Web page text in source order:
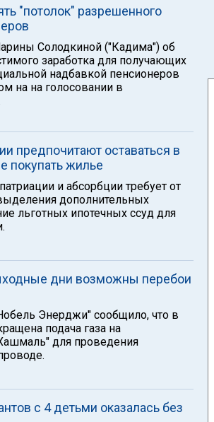
"потолок" разрешенного
Солодкиной ("Кадима") об
заработка для получающих
надбавкой пенсионеров
на на голосовании в
предпочитают оставаться в
покупать жилье
и абсорбции требует от
дополнительных
льготных ипотечных ссуд для
дни возможны перебои
Энерджи" сообщило, что в
подача газа на
для проведения
с 4 детьми оказалась без